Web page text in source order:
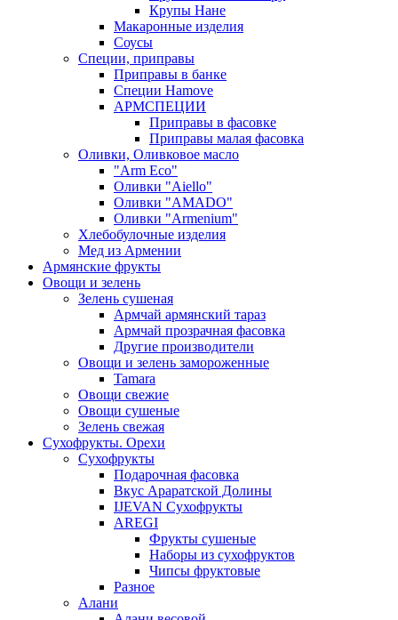
Крупы Нане
Макаронные изделия
Соусы
Специи, приправы
Приправы в банке
Специи Hamove
АРМСПЕЦИИ
Приправы в фасовке
Приправы малая фасовка
Оливки, Оливковое масло
"Arm Eco"
Оливки "Aiello"
Оливки "AMADO"
Оливки "Armenium"
Хлебобулочные изделия
Мед из Армении
Армянские фрукты
Овощи и зелень
Зелень сушеная
Армчай армянский тараз
Армчай прозрачная фасовка
Другие производители
Овощи и зелень замороженные
Tamara
Овощи свежие
Овощи сушеные
Зелень свежая
Сухофрукты. Орехи
Сухофрукты
Подарочная фасовка
Вкус Араратской Долины
IJEVAN Сухофрукты
AREGI
Фрукты сушеные
Наборы из сухофруктов
Чипсы фруктовые
Разное
Алани